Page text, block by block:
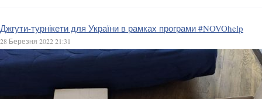
Джгути-турнікети для України в рамках програми #NOVOhelp
28 Березня 2022 21:31